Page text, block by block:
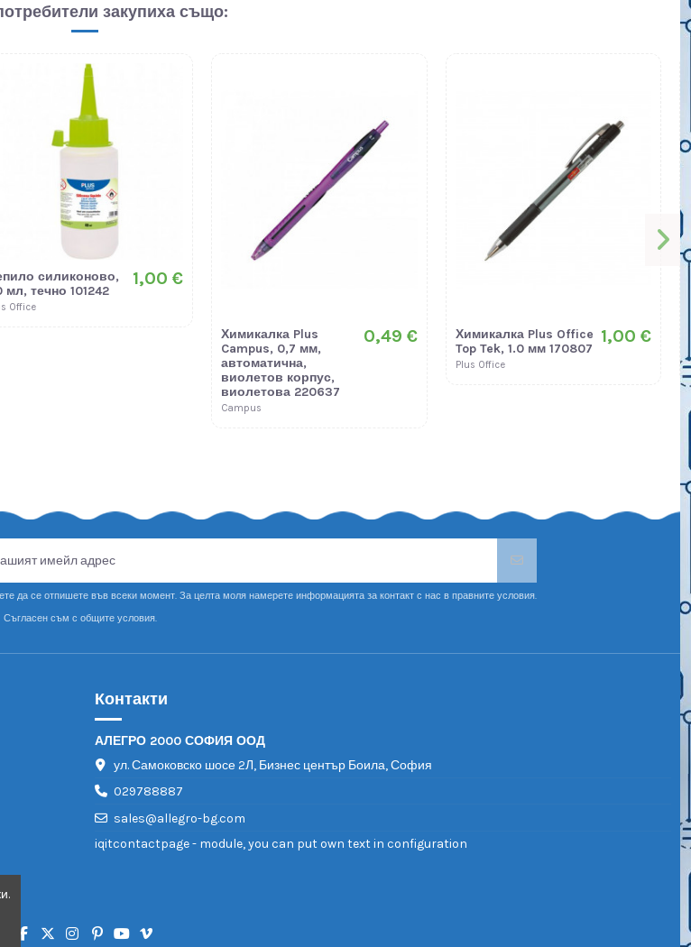
закупиха също:
силиконово,
мл, течно 101242
Office
1,00 €
Химикалка Plus
Campus, 0,7 мм,
автоматична,
виолетов корпус,
виолетова 220637
Campus
0,49 €
Химикалка Plus Office
Top Tek, 1.0 мм 170807
Plus Office
1,00 €
да се отпишете във всеки момент. За целта моля намерете информацията за контакт с нас в правните условия.
Съгласен съм с общите условия.
Контакти
АЛЕГРО 2000 СОФИЯ ООД
ул. Самоковско шосе 2Л, Бизнес център Боила, София
029788887
sales@allegro-bg.com
iqitcontactpage - module, you can put own text in configuration